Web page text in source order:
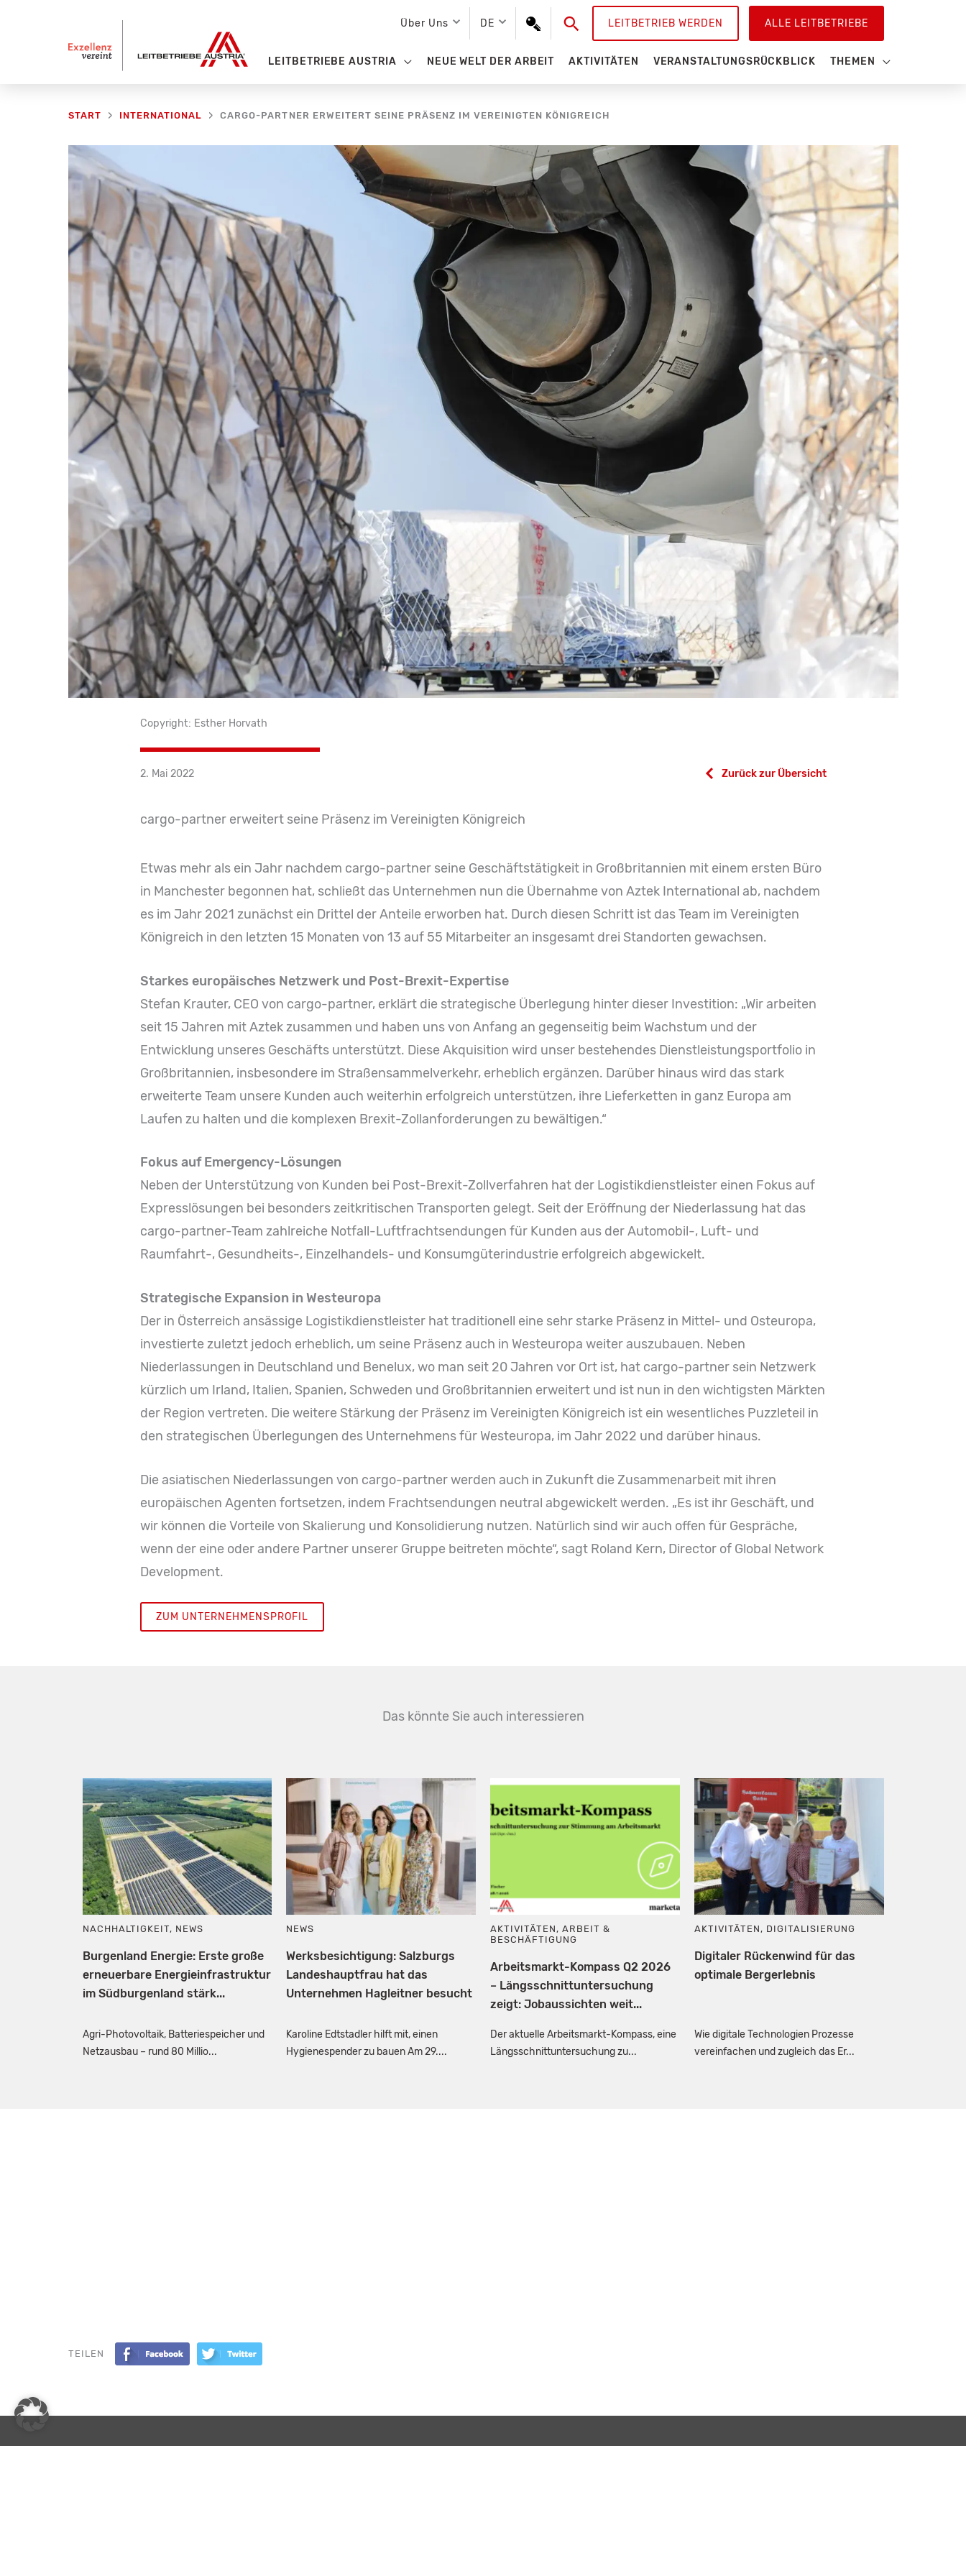
Über Uns DE SuchenLEITBETRIEB WERDEN ALLE LEITBETRIEBE
LEITBETRIEBE AUSTRIA NEUE WELT DER ARBEIT AKTIVITÄTEN VERANSTALTUNGSRÜCKBLICK THEMEN
START INTERNATIONAL CARGO-PARTNER ERWEITERT SEINE PRÄSENZ IM VEREINIGTEN KÖNIGREICH
Copyright: Esther Horvath
2. Mai 2022 Zurück zur Übersicht
cargo-partner erweitert seine Präsenz im Vereinigten Königreich
Etwas mehr als ein Jahr nachdem cargo-partner seine Geschäftstätigkeit in Großbritannien mit einem ersten Büro
in Manchester begonnen hat, schließt das Unternehmen nun die Übernahme von Aztek International ab, nachdem
es im Jahr 2021 zunächst ein Drittel der Anteile erworben hat. Durch diesen Schritt ist das Team im Vereinigten
Königreich in den letzten 15 Monaten von 13 auf 55 Mitarbeiter an insgesamt drei Standorten gewachsen.
Starkes europäisches Netzwerk und Post-Brexit-Expertise
Stefan Krauter, CEO von cargo-partner, erklärt die strategische Überlegung hinter dieser Investition: „Wir arbeiten
seit 15 Jahren mit Aztek zusammen und haben uns von Anfang an gegenseitig beim Wachstum und der
Entwicklung unseres Geschäfts unterstützt. Diese Akquisition wird unser bestehendes Dienstleistungsportfolio in
Großbritannien, insbesondere im Straßensammelverkehr, erheblich ergänzen. Darüber hinaus wird das stark
erweiterte Team unsere Kunden auch weiterhin erfolgreich unterstützen, ihre Lieferketten in ganz Europa am
Laufen zu halten und die komplexen Brexit-Zollanforderungen zu bewältigen.“
Fokus auf Emergency-Lösungen
Neben der Unterstützung von Kunden bei Post-Brexit-Zollverfahren hat der Logistikdienstleister einen Fokus auf
Expresslösungen bei besonders zeitkritischen Transporten gelegt. Seit der Eröffnung der Niederlassung hat das
cargo-partner-Team zahlreiche Notfall-Luftfrachtsendungen für Kunden aus der Automobil-, Luft- und
Raumfahrt-, Gesundheits-, Einzelhandels- und Konsumgüterindustrie erfolgreich abgewickelt.
Strategische Expansion in Westeuropa
Der in Österreich ansässige Logistikdienstleister hat traditionell eine sehr starke Präsenz in Mittel- und Osteuropa,
investierte zuletzt jedoch erheblich, um seine Präsenz auch in Westeuropa weiter auszubauen. Neben
Niederlassungen in Deutschland und Benelux, wo man seit 20 Jahren vor Ort ist, hat cargo-partner sein Netzwerk
kürzlich um Irland, Italien, Spanien, Schweden und Großbritannien erweitert und ist nun in den wichtigsten Märkten
der Region vertreten. Die weitere Stärkung der Präsenz im Vereinigten Königreich ist ein wesentliches Puzzleteil in
den strategischen Überlegungen des Unternehmens für Westeuropa, im Jahr 2022 und darüber hinaus.
Die asiatischen Niederlassungen von cargo-partner werden auch in Zukunft die Zusammenarbeit mit ihren
europäischen Agenten fortsetzen, indem Frachtsendungen neutral abgewickelt werden. „Es ist ihr Geschäft, und
wir können die Vorteile von Skalierung und Konsolidierung nutzen. Natürlich sind wir auch offen für Gespräche,
wenn der eine oder andere Partner unserer Gruppe beitreten möchte“, sagt Roland Kern, Director of Global Network
Development.
ZUM UNTERNEHMENSPROFIL
Das könnte Sie auch interessieren
NACHHALTIGKEIT, NEWS
Burgenland Energie: Erste große
erneuerbare Energieinfrastruktur
im Südburgenland stärk...
Agri-Photovoltaik, Batteriespeicher und
Netzausbau – rund 80 Millio...
NEWS
Werksbesichtigung: Salzburgs
Landeshauptfrau hat das
Unternehmen Hagleitner besucht
Karoline Edtstadler hilft mit, einen
Hygienespender zu bauen Am 29....
AKTIVITÄTEN ,ARBEIT &
BESCHÄFTIGUNG
Arbeitsmarkt-Kompass Q2 2026
– Längsschnittuntersuchung
zeigt: Jobaussichten weit...
Der aktuelle Arbeitsmarkt-Kompass, eine
Längsschnittuntersuchung zu...
AKTIVITÄTEN , DIGITALISIERUNG
Digitaler Rückenwind für das
optimale Bergerlebnis
Wie digitale Technologien Prozesse
vereinfachen und zugleich das Er...
TEILEN